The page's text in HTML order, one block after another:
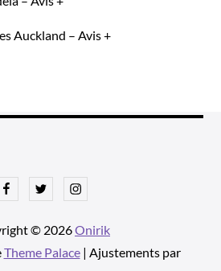
Auckland – Avis +
FacebookTwitterInstagram
© 2026Onirik
Theme Palace| Ajustements par